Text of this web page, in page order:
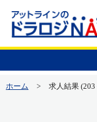
ホーム > 求人結果